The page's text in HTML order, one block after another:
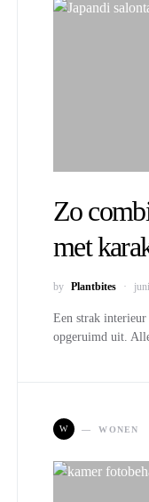
Zo
met
by Plantbites
Een strak
opgeruimd uit.
W WONEN